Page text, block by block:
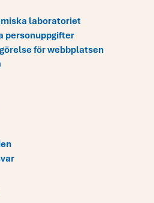
laboratoriet
personuppgifter
för webbplatsen